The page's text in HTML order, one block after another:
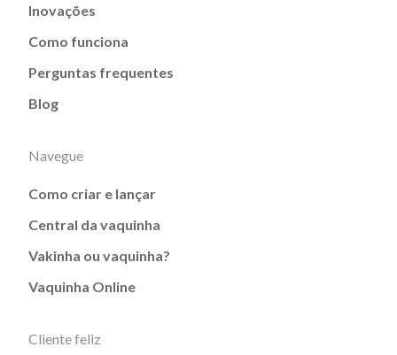
Inovações
Como funciona
Perguntas frequentes
Blog
Navegue
Como criar e lançar
Central da vaquinha
Vakinha ou vaquinha?
Vaquinha Online
Cliente feliz